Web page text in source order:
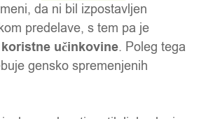
da ni bil izpostavljen
predelave, s tem pa je
učinkovine. Poleg tega
gensko spremenjenih